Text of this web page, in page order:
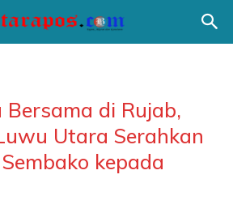
Bersama di Rujab,
Utara Serahkan
kepada